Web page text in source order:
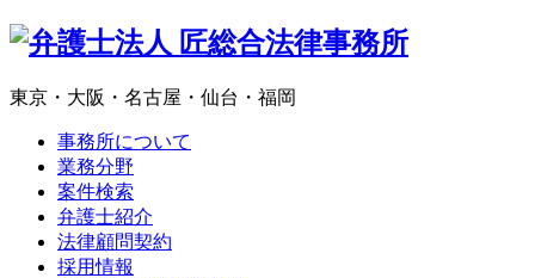
東京・大阪・名古屋・仙台・福岡
事務所について
業務分野
案件検索
弁護士紹介
法律顧問契約
採用情報